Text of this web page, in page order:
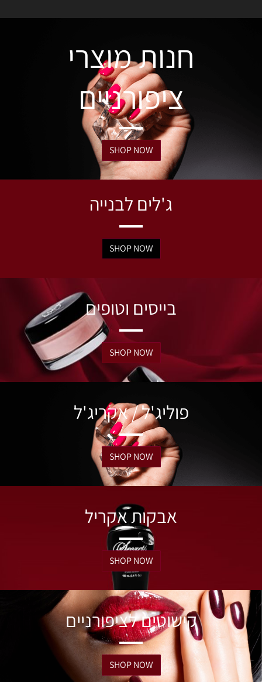
חנות מוצרי
ציפורניים
SHOP NOW
ג'לים לבנייה
SHOP NOW
בייסים וטופים
SHOP NOW
פוליג'ל / אקריג'ל
SHOP NOW
אבקות אקריל
SHOP NOW
קישוטים לציפורניים
SHOP NOW